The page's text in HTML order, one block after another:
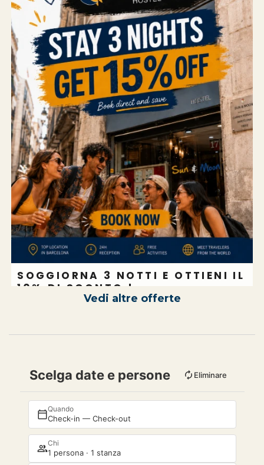
SOGGIORNA 3 NOTTI E OTTIENI IL
10% DI SCONTO !
Vedi altre offerte
Scelga date e persone Eliminare
Quando
Check-in — Check-out
Chi
1 persona · 1 stanza